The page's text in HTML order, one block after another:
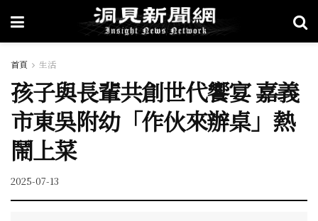
首頁 生活
孩子與長輩共創世代饗宴 嘉義
市東吳附幼「作伙來辦桌」熱
鬧上菜
2025-07-13